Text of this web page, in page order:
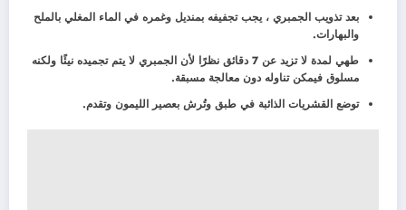
بعد تذويب الجمبري ، يجب تجفيفه بمنديل وغمره في الماء المغلي بالملح
والبهارات.
طهي لمدة لا تزيد عن 7 دقائق نظرًا لأن الجمبري لا يتم تجميده نيئًا ولكنه
مسلوق فيمكن تناوله دون معالجة مسبقة.
توضع القشريات الذائبة في طبق وتُرش بعصير الليمون وتقدم.